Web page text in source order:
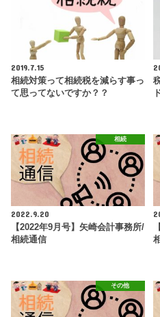
2019.7.15
相続対策って相続税を減らす事っ
て思ってないですか？？
相続
2022.9.20
【2022年9月号】矢崎会計事務所/
相続通信
その他